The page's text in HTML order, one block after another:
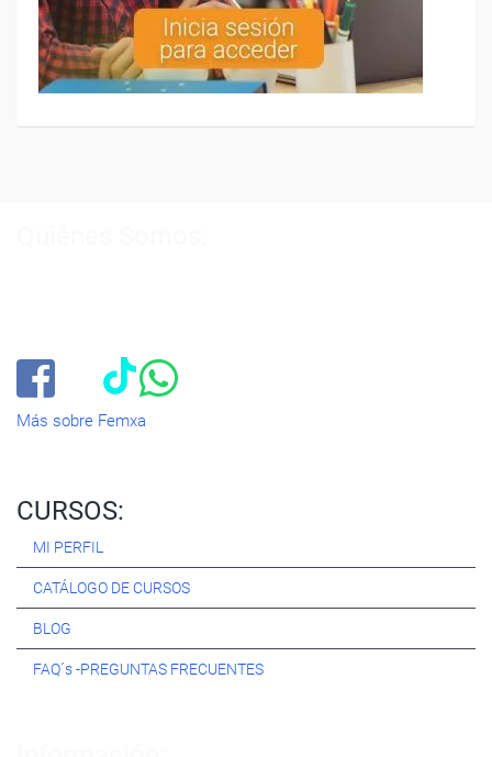
Más sobre Femxa
CURSOS:
MI PERFIL
CATÁLOGO DE CURSOS
BLOG
FAQ´s -PREGUNTAS FRECUENTES